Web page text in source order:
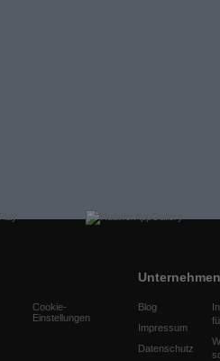
Cookie-
Einstellungen
Unternehmen
Blog
Impressum
Datenschutz